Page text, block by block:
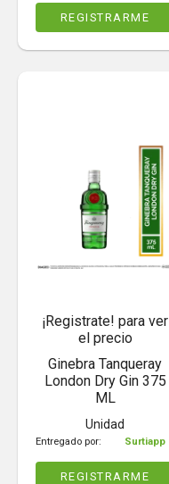
REGISTRARME
¡Registrate! para ver
el precio
Ginebra Tanqueray
London Dry Gin 375
ML
Unidad
Entregado por: Surtiapp
REGISTRARME